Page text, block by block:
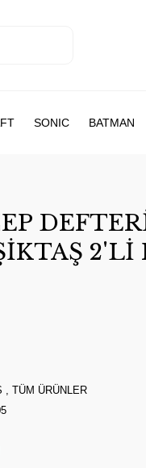
SONIC BATMAN
2'Lİ
, TÜM ÜRÜNLER